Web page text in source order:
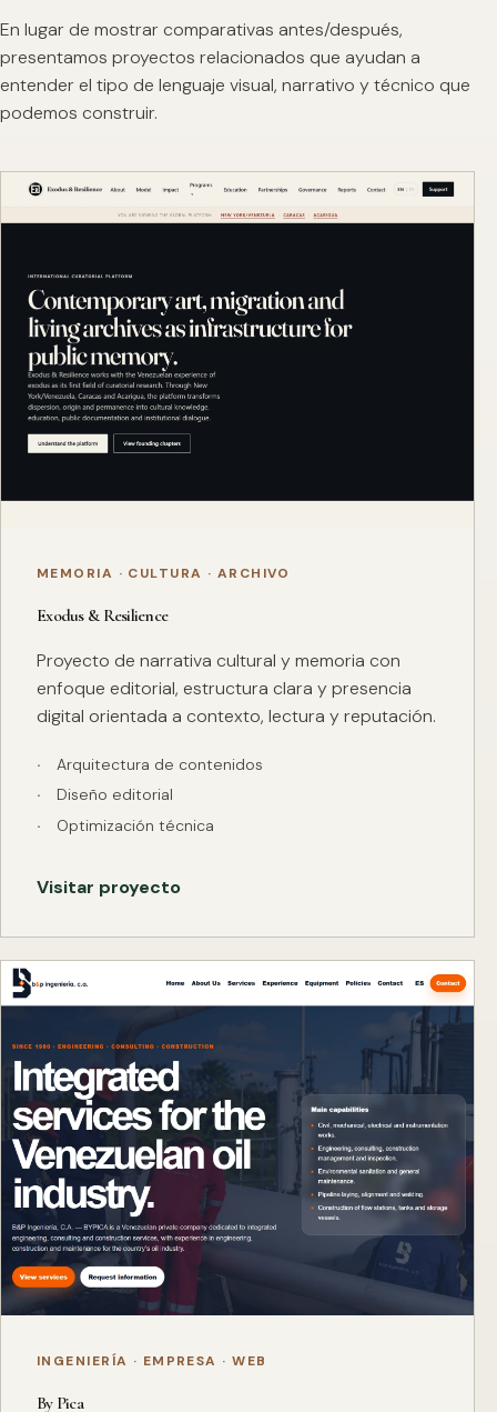
En lugar de mostrar comparativas antes/después,
presentamos proyectos relacionados que ayudan a
entender el tipo de lenguaje visual, narrativo y técnico que
podemos construir.
MEMORIA · CULTURA · ARCHIVO
Exodus & Resilience
Proyecto de narrativa cultural y memoria con
enfoque editorial, estructura clara y presencia
digital orientada a contexto, lectura y reputación.
Arquitectura de contenidos
Diseño editorial
Optimización técnica
Visitar proyecto
INGENIERÍA · EMPRESA · WEB
By Pica